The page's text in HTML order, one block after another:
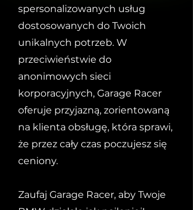
spersonalizowanych usług
dostosowanych do Twoich
unikalnych potrzeb. W
przeciwieństwie do
anonimowych sieci
korporacyjnych, Garage Racer
oferuje przyjazną, zorientowaną
na klienta obsługę, która sprawi,
że przez cały czas poczujesz się
ceniony.
Zaufaj Garage Racer, aby Twoje